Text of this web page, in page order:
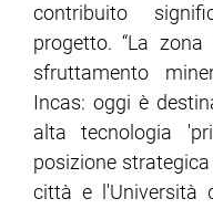
contribuito
progetto. “La
sfruttamento
Incas: oggi è
alta tecnologia
posizione
città e l'Università